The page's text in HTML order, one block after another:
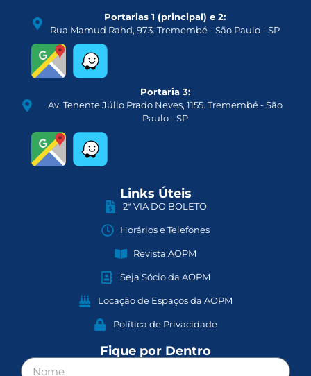
Portarias 1 (principal) e 2:
Rua Mamud Rahd, 973. Tremembé - São Paulo - SP
Portaria 3:
Av. Tenente Júlio Prado Neves, 1155. Tremembé - São
Paulo - SP
Links Úteis
2ª VIA DO BOLETO
Horários e Telefones
Revista AOPM
Seja Sócio da AOPM
Locação de Espaços da AOPM
Política de Privacidade
Fique por Dentro